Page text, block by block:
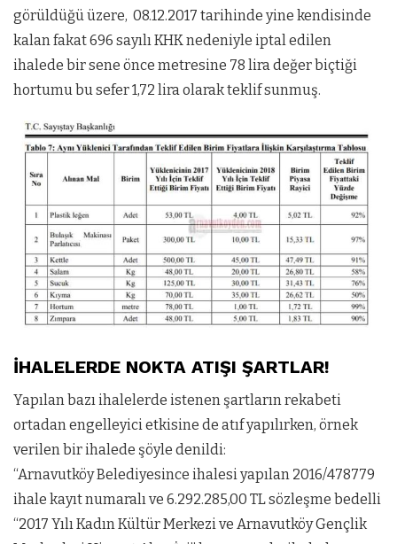
görüldüğü üzere, 08.12.2017 tarihinde yine kendisinde
kalan fakat 696 sayılı KHK nedeniyle iptal edilen
ihalede bir sene önce metresine 78 lira değer biçtiği
hortumu bu sefer 1,72 lira olarak teklif sunmuş.
İHALELERDE NOKTA ATIŞI ŞARTLAR!
Yapılan bazı ihalelerde istenen şartların rekabeti
ortadan engelleyici etkisine de atıf yapılırken, örnek
verilen bir ihalede şöyle denildi:
“Arnavutköy Belediyesince ihalesi yapılan 2016/478779
ihale kayıt numaralı ve 6.292.285,00 TL sözleşme bedelli
“2017 Yılı Kadın Kültür Merkezi ve Arnavutköy Gençlik